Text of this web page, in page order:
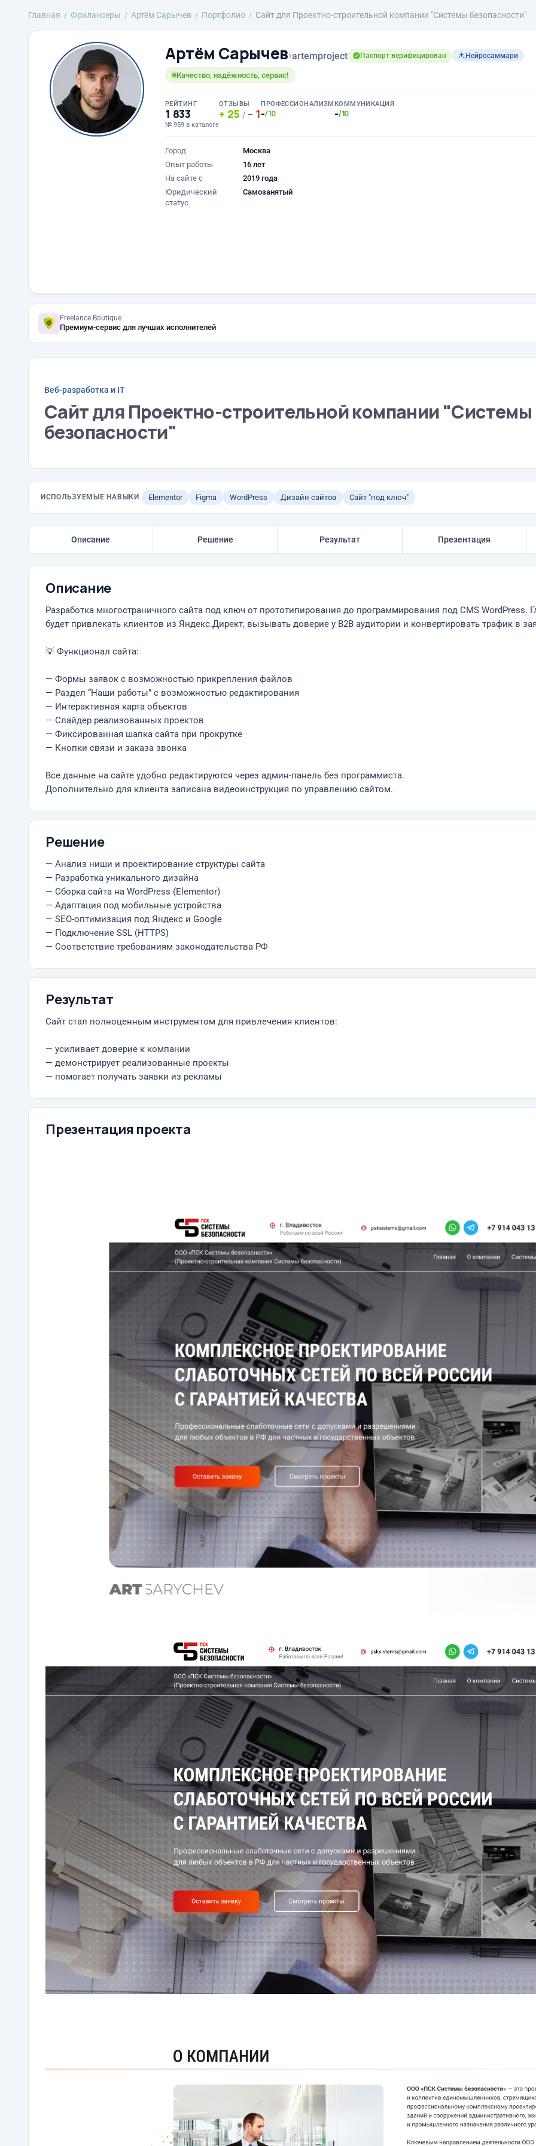
Главная Фрилансеры Артём Сарычев Портфолио Сайт для Проектно-строительной компании "Системы безопасности"
Артём Сарычев›artemproject Паспорт верифицирован Нейросаммари
Качество, надёжность, сервис!
РЕЙТИНГ
1 833
№ 959 в каталоге
ОТЗЫВЫ
25 / 1
ПРОФЕССИОНАЛИЗМ
-/10
КОММУНИКАЦИЯ
-/10
Город
Москва
Опыт работы
16 лет
На сайте с
2019 года
Юридический
статус
Самозанятый
Freelance.Boutique
Премиум-сервис для лучших исполнителей
Веб-разработка и IT
Сайт для Проектно-строительной компании "Системы
безопасности"
ИСПОЛЬЗУЕМЫЕ НАВЫКИ Elementor Figma WordPress Дизайн сайтов Сайт "под ключ"
Описание Решение Результат Презентация
Описание
Разработка многостраничного сайта под ключ от прототипирования до программирования под CMS WordPress.
будет привлекать клиентов из Яндекс.Директ, вызывать доверие у B2B аудитории и конвертировать трафик в
💡 Функционал сайта:
— Формы заявок с возможностью прикрепления файлов
— Раздел “Наши работы” с возможностью редактирования
— Интерактивная карта объектов
— Слайдер реализованных проектов
— Фиксированная шапка сайта при прокрутке
— Кнопки связи и заказа звонка
Все данные на сайте удобно редактируются через админ-панель без программиста.
Дополнительно для клиента записана видеоинструкция по управлению сайтом.
Решение
— Анализ ниши и проектирование структуры сайта
— Разработка уникального дизайна
— Сборка сайта на WordPress (Elementor)
— Адаптация под мобильные устройства
— SEO-оптимизация под Яндекс и Google
— Подключение SSL (HTTPS)
— Соответствие требованиям законодательства РФ
Результат
Сайт стал полноценным инструментом для привлечения клиентов:
— усиливает доверие к компании
— демонстрирует реализованные проекты
— помогает получать заявки из рекламы
Презентация проекта